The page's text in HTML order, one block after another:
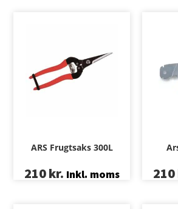
ARS Frugtsaks 300L
210kr. Inkl. moms 210